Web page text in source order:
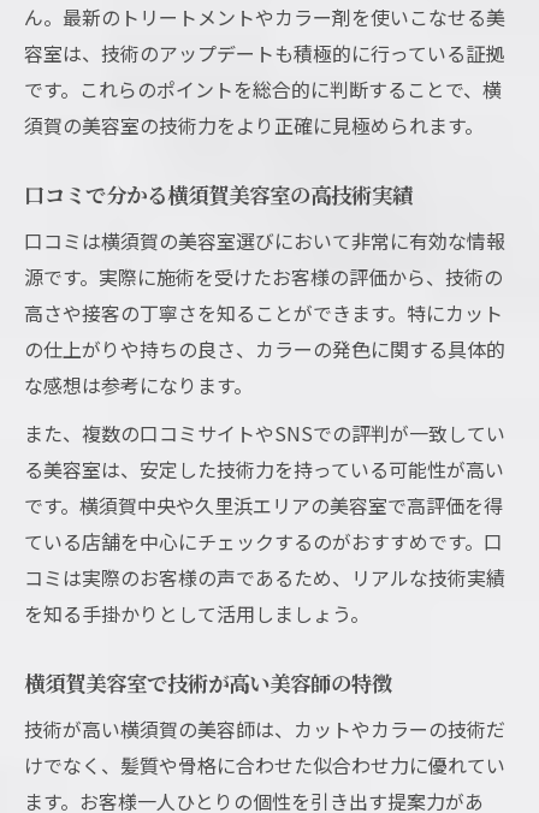
ん。最新のトリートメントやカラー剤を使いこなせる美
容室は、技術のアップデートも積極的に行っている証拠
です。これらのポイントを総合的に判断することで、横
須賀の美容室の技術力をより正確に見極められます。
口コミで分かる横須賀美容室の高技術実績
口コミは横須賀の美容室選びにおいて非常に有効な情報
源です。実際に施術を受けたお客様の評価から、技術の
高さや接客の丁寧さを知ることができます。特にカット
の仕上がりや持ちの良さ、カラーの発色に関する具体的
な感想は参考になります。
また、複数の口コミサイトやSNSでの評判が一致してい
る美容室は、安定した技術力を持っている可能性が高い
です。横須賀中央や久里浜エリアの美容室で高評価を得
ている店舗を中心にチェックするのがおすすめです。口
コミは実際のお客様の声であるため、リアルな技術実績
を知る手掛かりとして活用しましょう。
横須賀美容室で技術が高い美容師の特徴
技術が高い横須賀の美容師は、カットやカラーの技術だ
けでなく、髪質や骨格に合わせた似合わせ力に優れてい
ます。お客様一人ひとりの個性を引き出す提案力があ